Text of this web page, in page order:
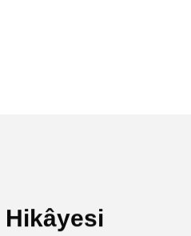
Hikâyesi